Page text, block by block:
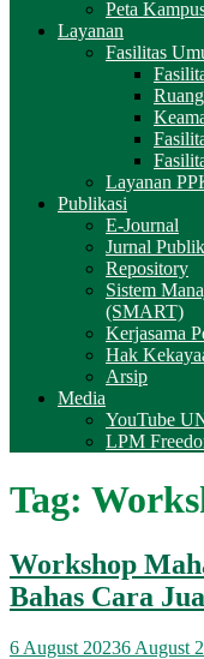
Peta
Layanan
Fasilitas
Layanan
Publikasi
E-Journal
Jurnal
Repository
Sistem
(SMART)
Kerjasama
Hak
Arsip
Media
YouTube
LPM
Tag:
Workshop
Bahas Cara
6 August 20236 August